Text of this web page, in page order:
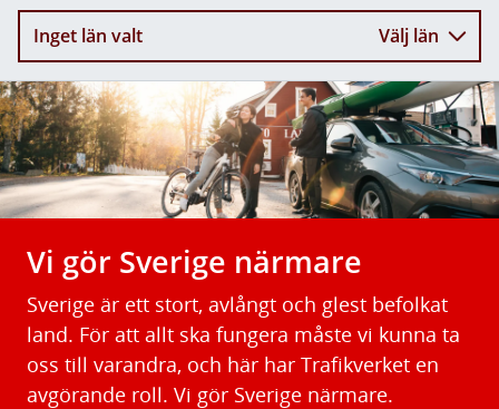
Inget län valt Välj län
Vi gör Sverige närmare
Sverige är ett stort, avlångt och glest befolkat
land. För att allt ska fungera måste vi kunna ta
oss till varandra, och här har Trafikverket en
avgörande roll. Vi gör Sverige närmare.